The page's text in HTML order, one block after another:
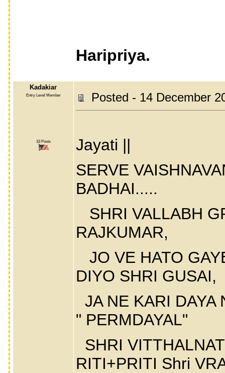
Haripriya.
Kadakiar
Entry Level Member
33 Posts
Posted - 14 December
Jayati ||
SERVE
BADHAI.....
SHRI VALLABH
RAJKUMAR,
JO VE HATO
DIYO SHRI GUSAI,
JA NE KARI DAYA
" PERMDAYAL"
SHRI
RITI+PRITI Shri